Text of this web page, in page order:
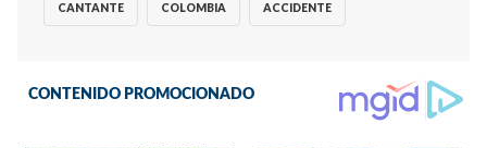
CANTANTE COLOMBIA ACCIDENTE